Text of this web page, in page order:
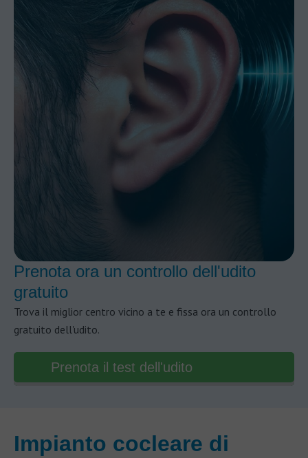
Prenota ora un controllo dell'udito
gratuito
Trova il miglior centro vicino a te e fissa ora un controllo
gratuito dell'udito.
Prenota il test dell'udito
Impianto cocleare di